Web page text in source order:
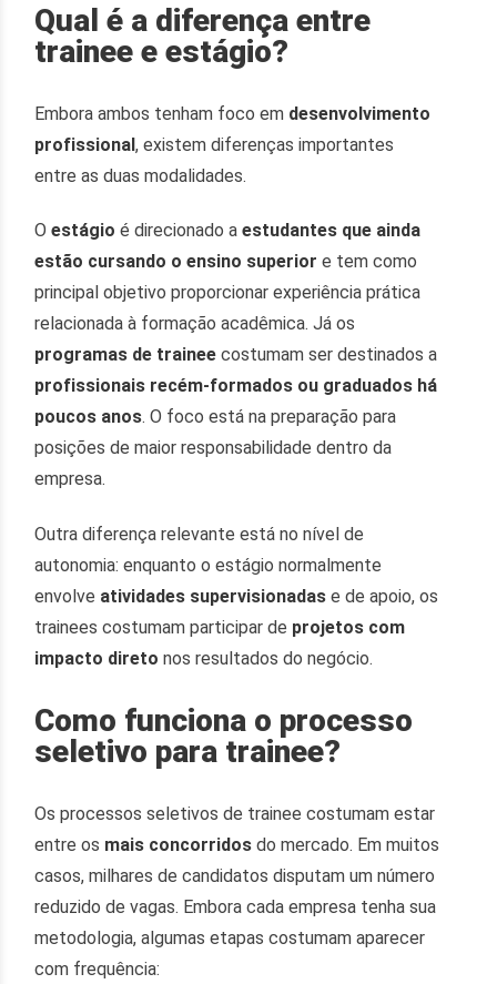
Qual é a diferença entre
trainee e estágio?
Embora ambos tenham foco em desenvolvimento
profissional, existem diferenças importantes
entre as duas modalidades.
Oestágioé direcionado aestudantes que ainda
estão cursando o ensino superior e tem como
principal objetivo proporcionar experiência prática
relacionada à formação acadêmica. Já os
programas de trainee costumam ser destinados a
profissionais recém-formados ou graduados há
poucos anos. O foco está na preparação para
posições de maior responsabilidade dentro da
empresa.
Outra diferença relevante está no nível de
autonomia: enquanto o estágio normalmente
envolve atividades supervisionadase de apoio, os
trainees costumam participar de projetos com
impacto diretonos resultados do negócio.
Como funciona o processo
seletivo para trainee?
Os processos seletivos de trainee costumam estar
entre os mais concorridosdo mercado. Em muitos
casos, milhares de candidatos disputam um número
reduzido de vagas. Embora cada empresa tenha sua
metodologia, algumas etapas costumam aparecer
com frequência: